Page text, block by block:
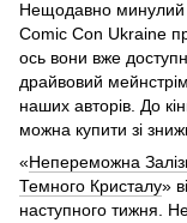
Нещодавно минулий
Comic Con Ukraine
ось вони вже
драйвовий
наших авторів. До
можна купити зі
«Непереможна
Темного Кристалу»
наступного тижня.